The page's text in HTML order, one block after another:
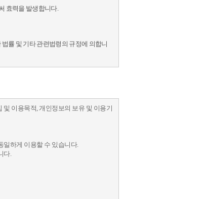
효력을 발생합니다.
률 및 기타 관련법령의 규정에 의합니
숫자의 조합
이용목적, 개인정보의 보유 및 이용기
일하게 이용할 수 있습니다.
다.